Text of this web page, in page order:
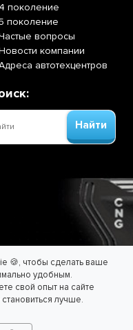
🍪, чтобы сделать ваше
удобным.
свой опыт на сайте
лучше.
4 поколение
поколение
вопросы
компании
автотехцентров
Найти
вместе!
данных/